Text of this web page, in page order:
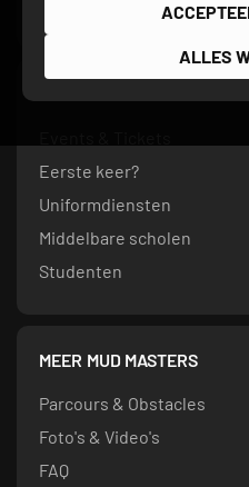
ALLES
Eerste keer?
Uniformdiensten
Middelbare scholen
Studenten
MEER MUD MASTERS
Parcours & Obstacles
Foto's & Video's
FAQ